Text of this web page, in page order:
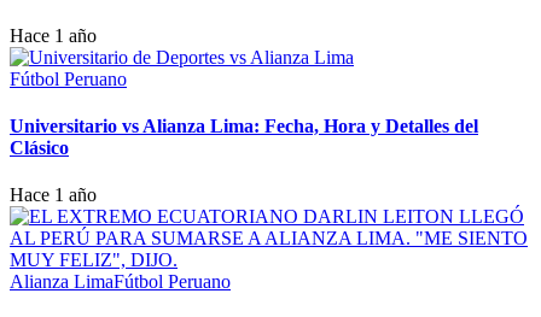
Hace 1 año
Fútbol Peruano
Universitario vs Alianza Lima: Fecha, Hora y Detalles del
Clásico
Hace 1 año
Alianza LimaFútbol Peruano